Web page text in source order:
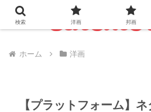
ホーム 洋画
【プラットフォーム】
検索 洋画 邦画